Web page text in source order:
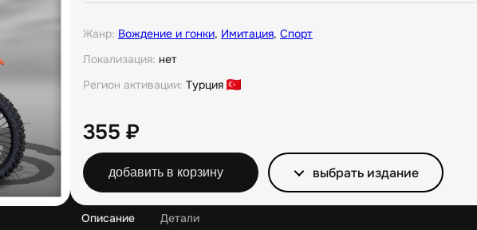
Жанр: Вождение и гонки, Имитация, Спорт
Локализация: нет
Регион активации: Турция
355 ₽
добавить в корзину выбрать издание
Описание Детали